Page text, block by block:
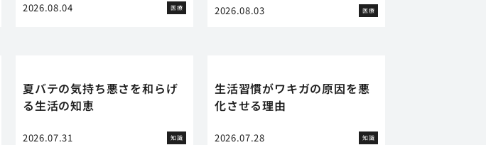
2026.08.04 医療 2026.08.03 医療
夏バテの気持ち悪さを和らげ
る生活の知恵
2026.07.31 知識
生活習慣がワキガの原因を悪
化させる理由
2026.07.28 知識